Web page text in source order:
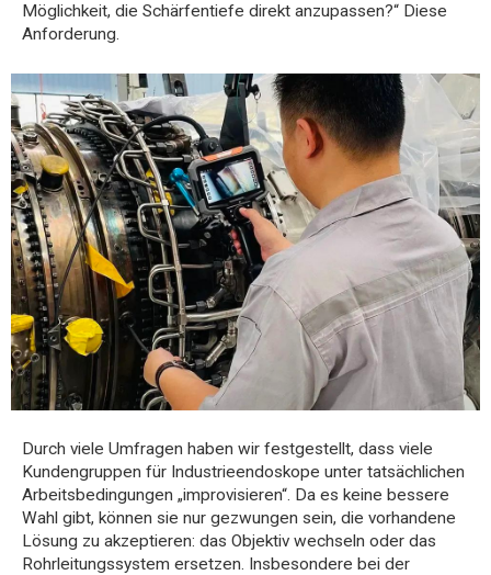
Möglichkeit, die Schärfentiefe direkt anzupassen?“ Diese
Anforderung.
Durch viele Umfragen haben wir festgestellt, dass viele
Kundengruppen für Industrieendoskope unter tatsächlichen
Arbeitsbedingungen „improvisieren“. Da es keine bessere
Wahl gibt, können sie nur gezwungen sein, die vorhandene
Lösung zu akzeptieren: das Objektiv wechseln oder das
Rohrleitungssystem ersetzen. Insbesondere bei der